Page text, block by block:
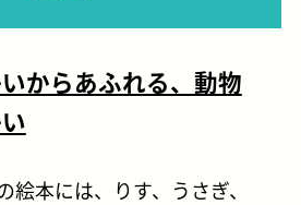
からあふれる、動物
絵本には、りす、うさぎ、